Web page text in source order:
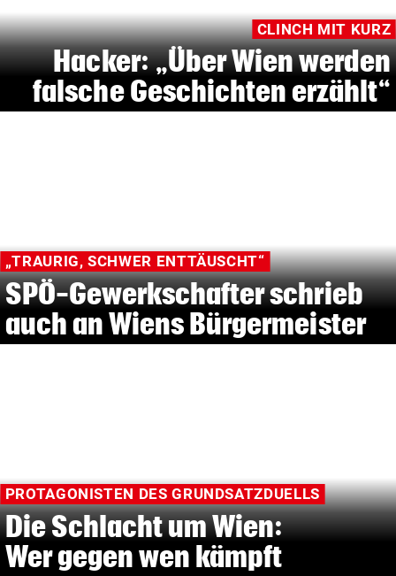
CLINCH MIT KURZ
Hacker: „Über Wien werden
falsche Geschichten erzählt“
„TRAURIG, SCHWER ENTTÄUSCHT“
SPÖ-Gewerkschafter schrieb
auch an Wiens Bürgermeister
PROTAGONISTEN DES GRUNDSATZDUELLS
Die Schlacht um Wien:
Wer gegen wen kämpft